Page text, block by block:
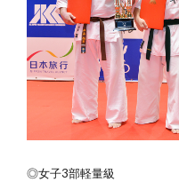
◎女子3部軽量級